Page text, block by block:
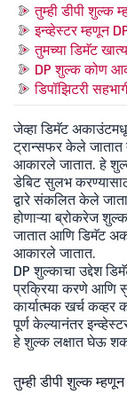
तुम्ही डीपी शुल्क
इन्व्हेस्टर म्हणून
तुमच्या डिमॅट
DP शुल्क कोण
डिपॉझिटरी
जेव्हा डिमॅट
ट्रान्सफर केले जातात
आकारले जातात. हे
डेबिट सुलभ
द्वारे संकलित केले
होणाऱ्या ब्रोकरेज
जातात आणि डिमॅट
आकारले जातात.
DP शुल्काचा उद्देश
प्रक्रिया करणे आणि
कार्यात्मक खर्च
पूर्ण केल्यानंतर
हे शुल्क लक्षात घेऊ
तुम्ही डीपी शुल्क